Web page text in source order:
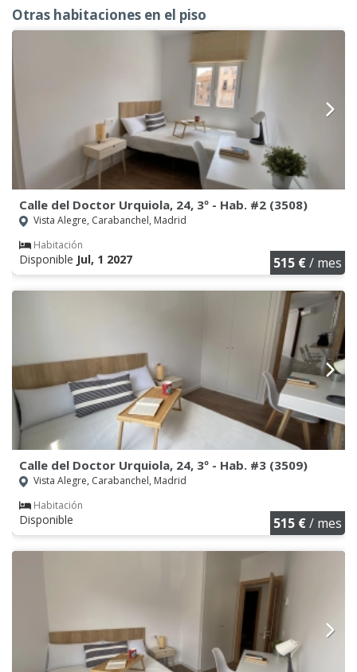
Otras habitaciones en el piso
Calle del Doctor Urquiola, 24, 3º - Hab. #2 (3508)
Vista Alegre, Carabanchel, Madrid
Habitación
Disponible Jul, 1 2027 515 €/ mes
Calle del Doctor Urquiola, 24, 3º - Hab. #3 (3509)
Vista Alegre, Carabanchel, Madrid
Habitación
Disponible 515 €/ mes